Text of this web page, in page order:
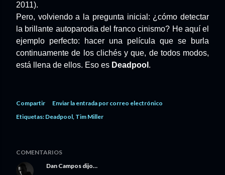
2011).
Pero, volviendo a la pregunta inicial: ¿cómo detectar
la brillante autoparodia del franco cinismo? He aquí el
ejemplo perfecto: hacer una película que se burla
continuamente de los clichés y que, de todos modos,
está llena de ellos. Eso es Deadpool .
Compartir
Enviar la entrada por correo electrónico
Etiquetas: Deadpool Tim Miller
COMENTARIOS
Dan Campos dijo…